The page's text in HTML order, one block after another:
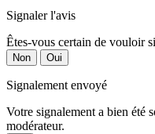
Signaler l'avis
Êtes-vous certain de vouloir
Non Oui
Signalement envoyé
Votre signalement a bien été
modérateur.